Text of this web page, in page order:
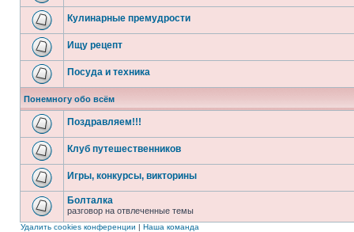
Кулинарные премудрости
Ищу рецепт
Посуда и техника
Понемногу обо всём
Поздравляем!!!
Клуб путешественников
Игры, конкурсы, викторины
Болталка
разговор на отвлеченные темы
Удалить cookies конференции | Наша команда